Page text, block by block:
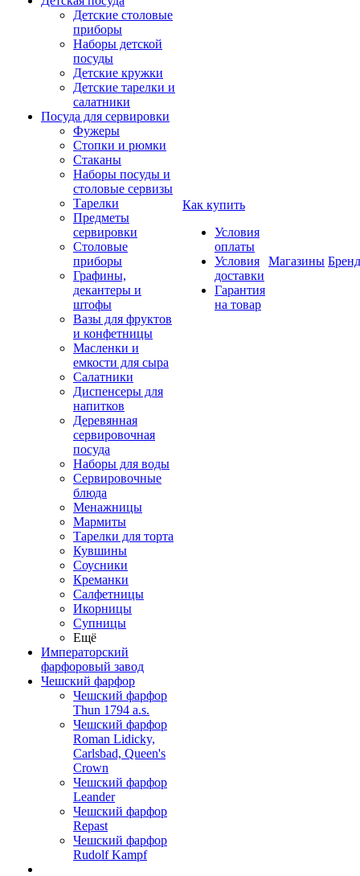
Детские столовые
приборы
Наборы детской
посуды
Детские кружки
Детские тарелки и
салатники
Посуда для сервировки
Фужеры
Стопки и рюмки
Стаканы
Наборы посуды и
столовые сервизы
Тарелки
Предметы
сервировки
Столовые
приборы
Графины,
декантеры и
штофы
Вазы для фруктов
и конфетницы
Масленки и
емкости для сыра
Салатники
Диспенсеры для
напитков
Деревянная
сервировочная
посуда
Наборы для воды
Сервировочные
блюда
Менажницы
Мармиты
Тарелки для торта
Кувшины
Соусники
Креманки
Салфетницы
Икорницы
Супницы
Ещё
Императорский
фарфоровый завод
Чешский фарфор
Чешский фарфор
Thun 1794 a.s.
Чешский фарфор
Roman Lidicky,
Carlsbad, Queen's
Crown
Чешский фарфор
Leander
Чешский фарфор
Repast
Чешский фарфор
Rudolf Kampf
Как купить
Условия
оплаты
Условия
доставки
Гарантия
на товар
Магазины